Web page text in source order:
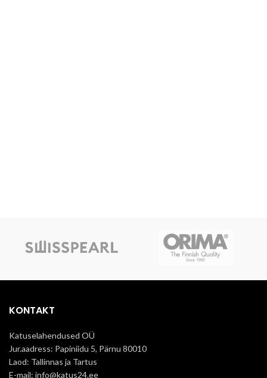
KONTAKT
Katuselahendused OÜ
Jur.aadress: Papiniidu 5, Pärnu 80010
Laod: Tallinnas ja Tartus
E-mail: info@katus24.ee